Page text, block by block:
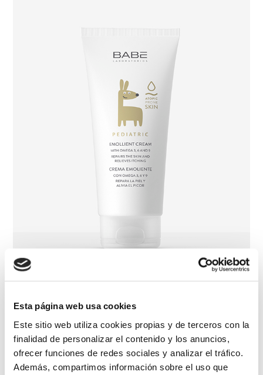
Esta página web usa cookies
Este sitio web utiliza cookies propias y de terceros con la
finalidad de personalizar el contenido y los anuncios,
ofrecer funciones de redes sociales y analizar el tráfico.
Además, compartimos información sobre el uso que
Crema Emoliente Pediátrica